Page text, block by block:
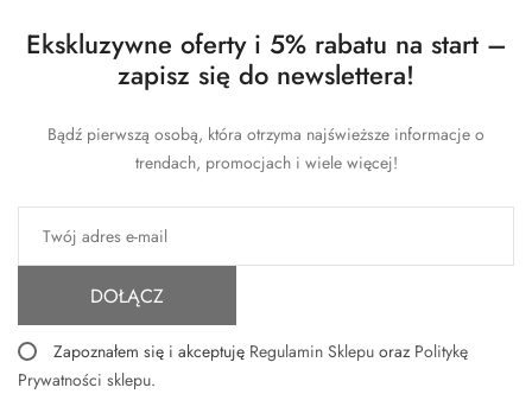
Ekskluzywne oferty i 5% rabatu na start –
zapisz się do newslettera!
Bądź pierwszą osobą, która otrzyma najświeższe informacje o
trendach, promocjach i wiele więcej!
DOŁĄCZ
Zapoznałem się i akceptuję Regulamin Sklepu oraz Politykę
Prywatności sklepu.